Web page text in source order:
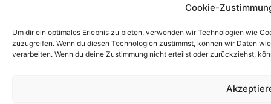
Cookie-
Um dir ein optimales Erlebnis zu bieten, verwenden wir Technologien wie
zuzugreifen. Wenn du diesen Technologien zustimmst, können wir Daten
verarbeiten. Wenn du deine Zustimmung nicht erteilst oder zurückziehst,